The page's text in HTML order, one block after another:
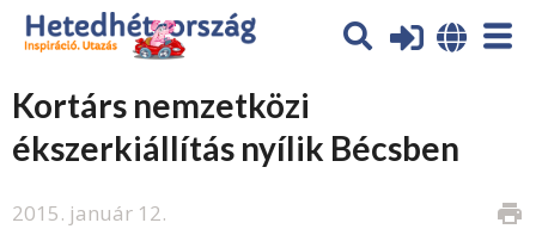
Kortárs nemzetközi
ékszerkiállítás nyílik Bécsben
2015. január 12. print